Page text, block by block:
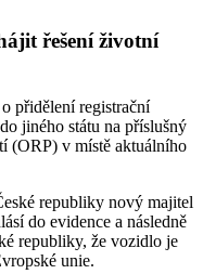
řešení životní
přidělení registrační
jiného státu na příslušný
(ORP) v místě aktuálního
republiky nový majitel
do evidence a následně
republiky, že vozidlo je
unie.